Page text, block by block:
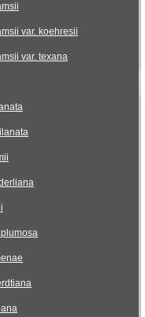
var. koehresii
var. texana